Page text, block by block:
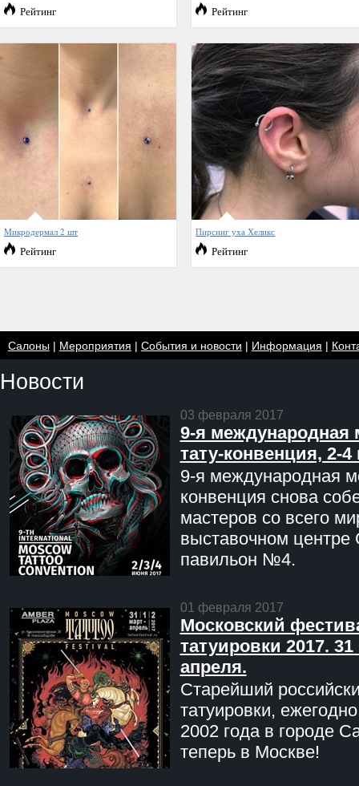
Рейтинг Рейтинг
Микродермал 2 шт
Рейтинг
Пирсинг уха Хеликс
Рейтинг
Салоны| Мероприятия | События и новости | Информация |
Новости
03 февраля 2017
9-я международная
тату-конвенция, 2-
9-я международная
конвенция снова
мастеров со всего
выставочном центре
павильон №4.
01 февраля 2017
Московский
татуировки 2017. 31
апреля.
Старейший
татуировки,
2002 года в городе
теперь в Москве!